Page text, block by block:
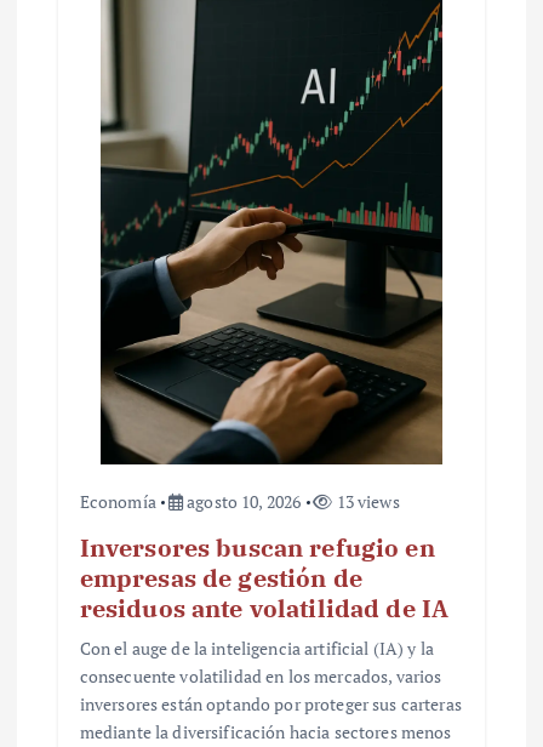
Economía agosto 10, 2026 13 views
Inversores buscan refugio en
empresas de gestión de
residuos ante volatilidad de IA
Con el auge de la inteligencia artificial (IA) y la
consecuente volatilidad en los mercados, varios
inversores están optando por proteger sus carteras
mediante la diversificación hacia sectores menos